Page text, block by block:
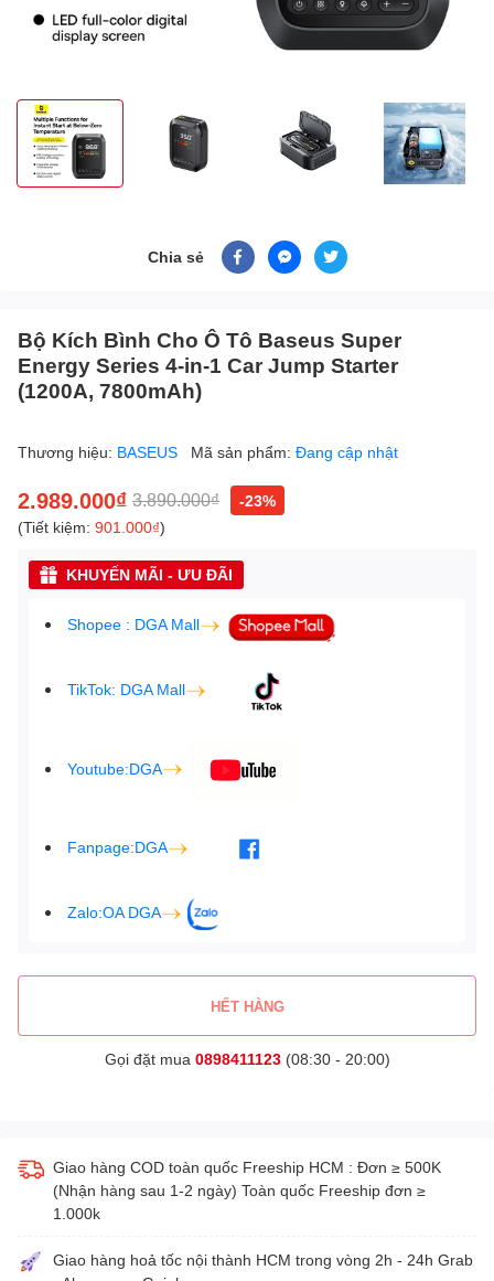
Chia sẻ
Bộ Kích Bình Cho Ô Tô Baseus Super
Energy Series 4-in-1 Car Jump Starter
(1200A, 7800mAh)
Thương hiệu: BASEUS Mã sản phẩm: Đang cập nhật
2.989.000₫ 3.890.000₫
-23%
(Tiết kiệm: 901.000₫)
KHUYẾN MÃI - ƯU ĐÃI
Shopee : DGA Mall
TikTok: DGA Mall
Youtube:DGA
Fanpage:DGA
Zalo:OA DGA
HẾT HÀNG
Gọi đặt mua 0898411123(08:30 - 20:00)
Giao hàng COD toàn quốc Freeship HCM : Đơn ≥ 500K
(Nhận hàng sau 1-2 ngày) Toàn quốc Freeship đơn ≥
1.000k
Giao hàng hoả tốc nội thành HCM trong vòng 2h - 24h Grab